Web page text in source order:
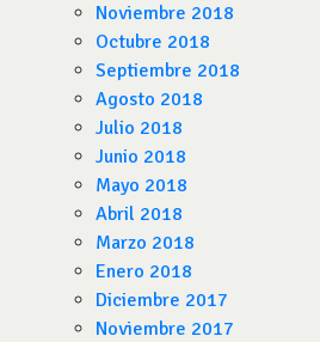
Noviembre 2018
Octubre 2018
Septiembre 2018
Agosto 2018
Julio 2018
Junio 2018
Mayo 2018
Abril 2018
Marzo 2018
Enero 2018
Diciembre 2017
Noviembre 2017